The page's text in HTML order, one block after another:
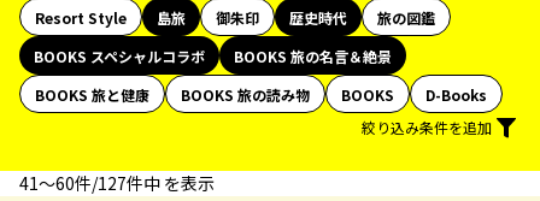
Resort Style
島旅 御朱印 歴史時代
旅の図鑑
BOOKS スペシャルコラボ
BOOKS 旅の名言＆絶景
BOOKS 旅と健康
BOOKS 旅の読み物 BOOKS
D-Books
絞り込み条件を追加
41〜60件/127件中 を表示